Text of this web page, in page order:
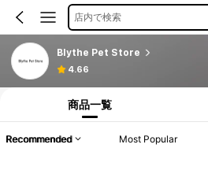
店内で検索
Blythe Pet Store
4.66
商品一覧
Recommended Most Popular